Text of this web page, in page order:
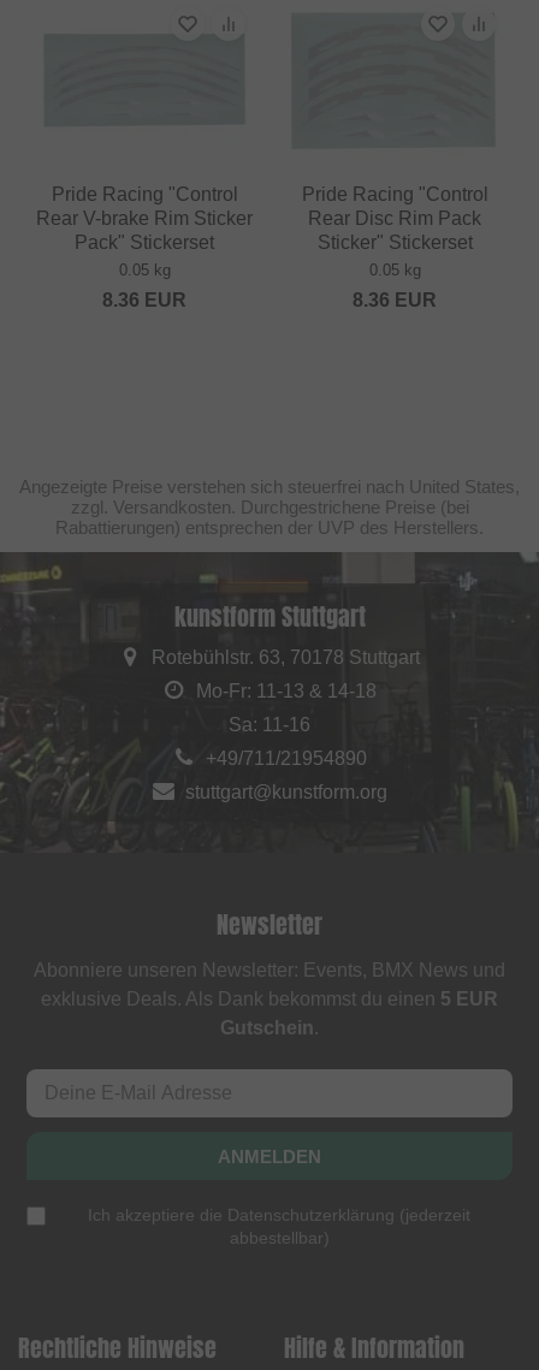
Pride Racing "Control
Rear V-brake Rim Sticker
Pack" Stickerset
0.05 kg
8.36 EUR
Pride Racing "Control
Rear Disc Rim Pack
Sticker" Stickerset
0.05 kg
8.36 EUR
Angezeigte Preise verstehen sich steuerfrei nach United States,
zzgl. Versandkosten. Durchgestrichene Preise (bei
Rabattierungen) entsprechen der UVP des Herstellers.
kunstform Stuttgart
Rotebühlstr. 63, 70178 Stuttgart
Mo-Fr: 11-13 & 14-18
Sa: 11-16
+49/711/21954890
stuttgart@kunstform.org
Newsletter
Abonniere unseren Newsletter: Events, BMX News und
exklusive Deals. Als Dank bekommst du einen 5 EUR
Gutschein.
ANMELDEN
Ich akzeptiere die Datenschutzerklärung (jederzeit
abbestellbar)
Rechtliche Hinweise Hilfe & Information